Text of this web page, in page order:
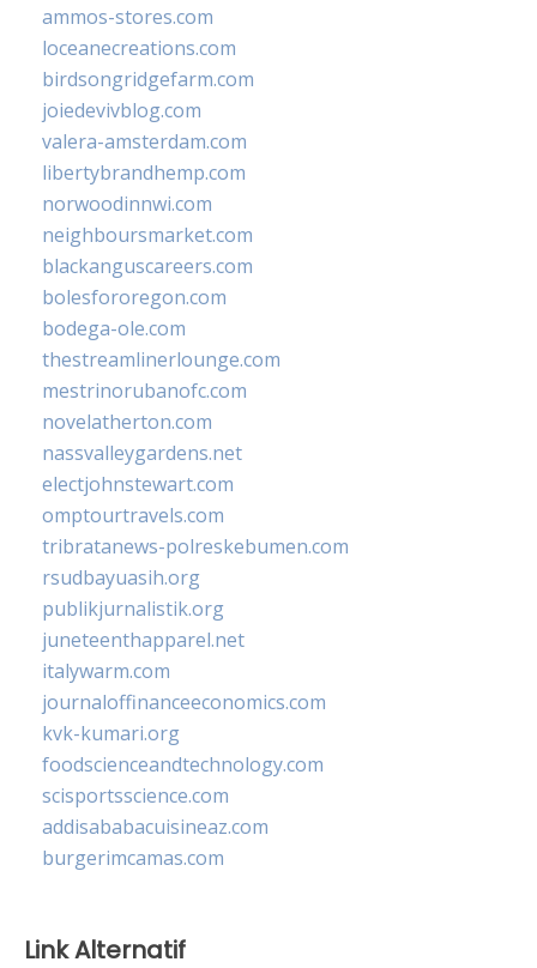
ammos-stores.com
loceanecreations.com
birdsongridgefarm.com
joiedevivblog.com
valera-amsterdam.com
libertybrandhemp.com
norwoodinnwi.com
neighboursmarket.com
blackanguscareers.com
bolesfororegon.com
bodega-ole.com
thestreamlinerlounge.com
mestrinorubanofc.com
novelatherton.com
nassvalleygardens.net
electjohnstewart.com
omptourtravels.com
tribratanews-polreskebumen.com
rsudbayuasih.org
publikjurnalistik.org
juneteenthapparel.net
italywarm.com
journaloffinanceeconomics.com
kvk-kumari.org
foodscienceandtechnology.com
scisportsscience.com
addisababacuisineaz.com
burgerimcamas.com
Link Alternatif